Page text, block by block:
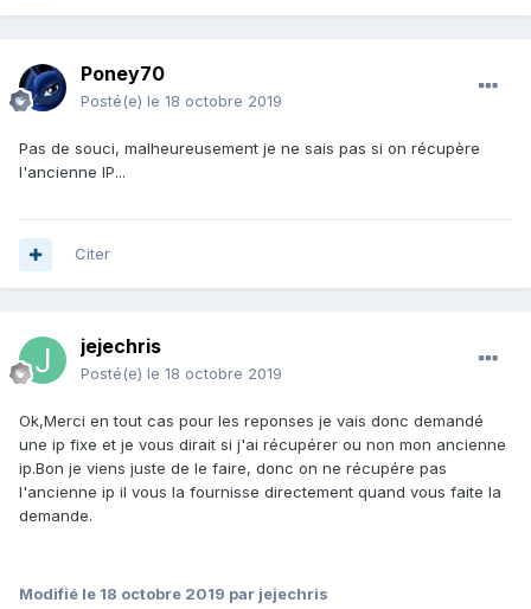
Poney70
Posté(e) le 18 octobre 2019
Pas de souci, malheureusement je ne sais pas si on récupère
l'ancienne IP...
Citer
jejechris
Posté(e) le 18 octobre 2019
Ok,Merci en tout cas pour les reponses je vais donc demandé
une ip fixe et je vous dirait si j'ai récupérer ou non mon ancienne
ip.Bon je viens juste de le faire, donc on ne récupére pas
l'ancienne ip il vous la fournisse directement quand vous faite la
demande.
Modifié le 18 octobre 2019 par jejechris